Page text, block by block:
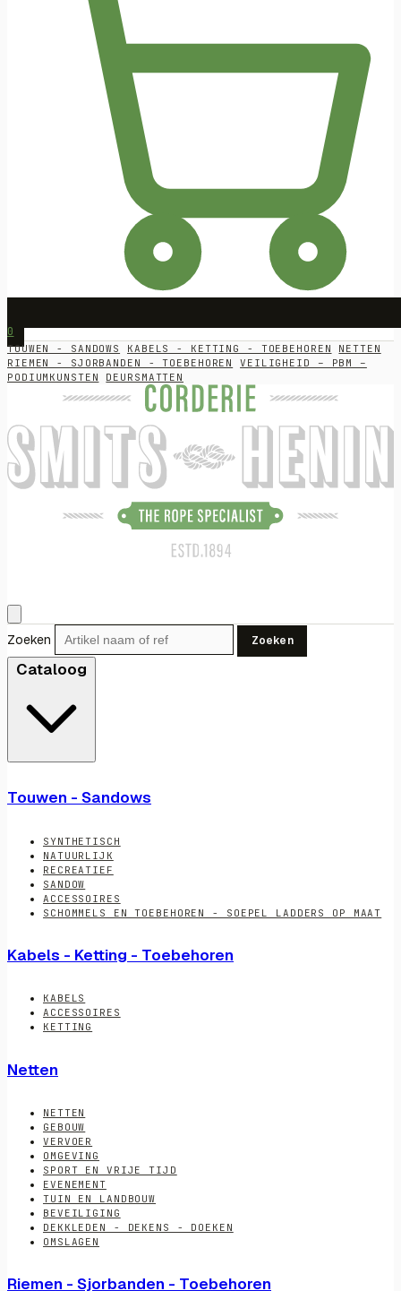
0
TOUWEN - SANDOWS KABELS - KETTING - TOEBEHOREN
NETTEN
RIEMEN - SJORBANDEN - TOEBEHOREN
VEILIGHEID – PBM –
PODIUMKUNSTEN
DEURSMATTEN
Zoeken Zoeken
Cataloog
Touwen - Sandows
SYNTHETISCH
NATUURLIJK
RECREATIEF
SANDOW
ACCESSOIRES
SCHOMMELS EN TOEBEHOREN - SOEPEL LADDERS OP MAAT
Kabels - Ketting - Toebehoren
KABELS
ACCESSOIRES
KETTING
Netten
NETTEN
GEBOUW
VERVOER
OMGEVING
SPORT EN VRIJE TIJD
EVENEMENT
TUIN EN LANDBOUW
BEVEILIGING
DEKKLEDEN - DEKENS - DOEKEN
OMSLAGEN
Riemen - Sjorbanden - Toebehoren